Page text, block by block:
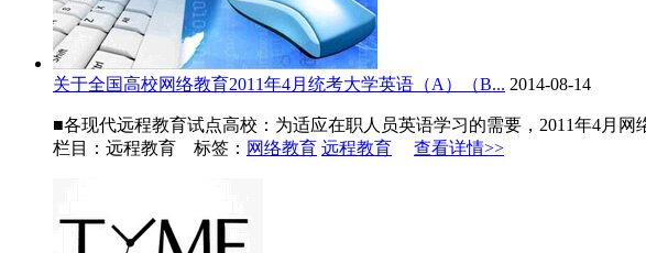
关于全国高校网络教育2011年4月统考大学英语（A）（B... 2014-08-14
■各现代远程教育试点高校：为适应在职人员英语学习的需要，2011年4月
栏目：远程教育 标签： 网络教育 远程教育 查看详情>>